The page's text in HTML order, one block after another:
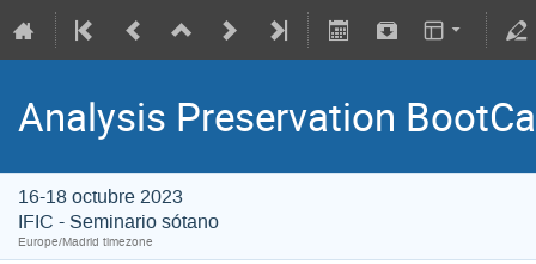
Analysis Preservation
16-18 octubre 2023
IFIC - Seminario sótano
Europe/Madrid timezone